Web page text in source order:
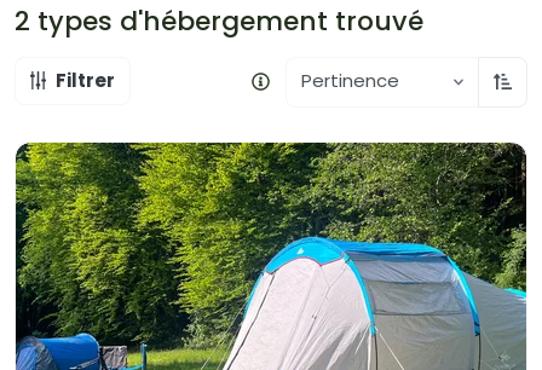
2 types d'hébergement trouvé
Filtrer Pertinence